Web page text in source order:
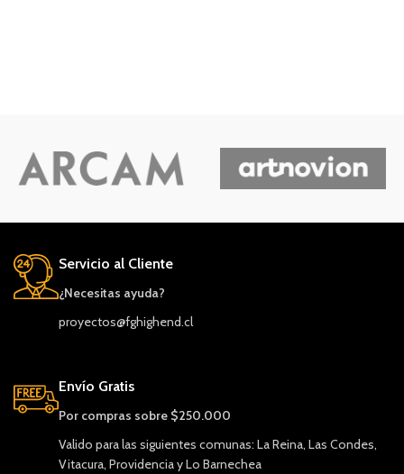
Servicio al Cliente
¿Necesitas ayuda?
proyectos@fghighend.cl
Envío Gratis
Por compras sobre $250.000
Valido para las siguientes comunas: La Reina, Las Condes,
Vitacura, Providencia y Lo Barnechea